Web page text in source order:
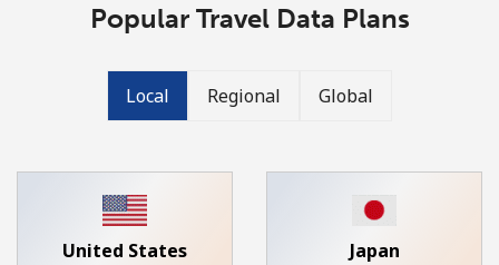
Mínimo 8 caracteres
Un caracter especial
Popular Travel Data Plans
Local Regional Global
United States Japan